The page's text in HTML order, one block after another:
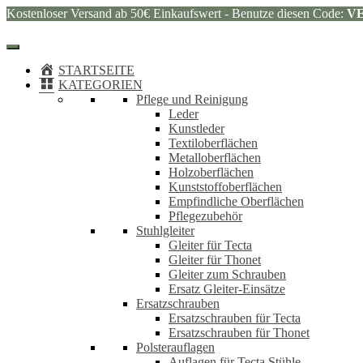
Kostenloser Versand ab 50€ Einkaufswert - Benutze diesen Code:
STARTSEITE
KATEGORIEN
Pflege und Reinigung
Leder
Kunstleder
Textiloberflächen
Metalloberflächen
Holzoberflächen
Kunststoffoberflächen
Empfindliche Oberflächen
Pflegezubehör
Stuhlgleiter
Gleiter für Tecta
Gleiter für Thonet
Gleiter zum Schrauben
Ersatz Gleiter-Einsätze
Ersatzschrauben
Ersatzschrauben für Tecta
Ersatzschrauben für Thonet
Polsterauflagen